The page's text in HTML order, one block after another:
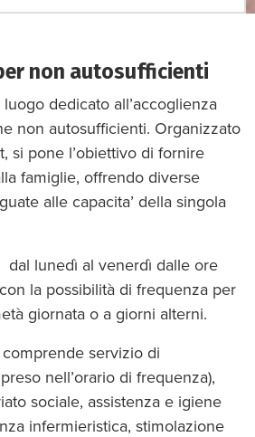
non autosufficienti
dedicato all’accoglienza
non autosufficienti. Organizzato
si pone l’obiettivo di fornire
famiglie, offrendo diverse
alle capacita’ della singola
dal lunedì al venerdì dalle ore
la possibilità di frequenza per
giornata o a giorni alterni.
servizio di
nell’orario di frequenza),
sociale, assistenza e igiene
infermieristica, stimolazione